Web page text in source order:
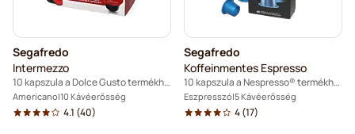
Segafredo
Intermezzo
10 kapszula a Dolce Gusto termékhez
Americano 10 Kávéerősség
4.1 (40)
Segafredo
Koffeinmentes Espresso
10 kapszula a Nespresso® termékhez
Eszpresszó 5 Kávéerősség
4(17)